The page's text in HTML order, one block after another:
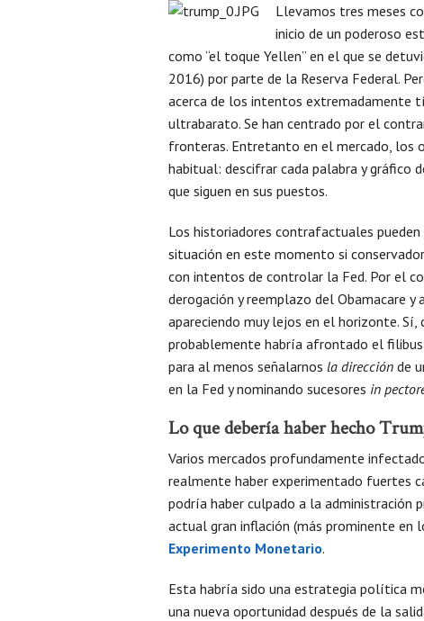
Llevamos tres meses
inicio de un poderoso
como “el toque Yellen” en el que se
2016) por parte de la Reserva Federal.
acerca de los intentos extremadamente
ultrabarato. Se han centrado por el
fronteras. Entretanto en el mercado, los
habitual: descifrar cada palabra y gráfico
que siguen en sus puestos.
Los historiadores contrafactuales
situación en este momento si
con intentos de controlar la Fed. Por el
derogación y reemplazo del Obamacare y
apareciendo muy lejos en el horizonte.
probablemente habría afrontado el
para al menos señalarnos la dirección de
en la Fed y nominando sucesores in
Lo que debería haber hecho
Varios mercados profundamente
realmente haber experimentado fuertes
podría haber culpado a la administración
actual gran inflación (más prominente en
Experimento Monetario.
Esta habría sido una estrategia política
una nueva oportunidad después de la